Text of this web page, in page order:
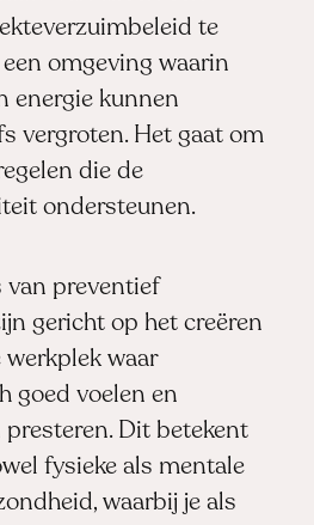
te
een omgeving waarin
energie kunnen
vergroten. Het gaat om
die de
ondersteunen.
van preventief
gericht op het creëren
werkplek waar
goed voelen en
Dit betekent
fysieke als mentale
waarbij je als